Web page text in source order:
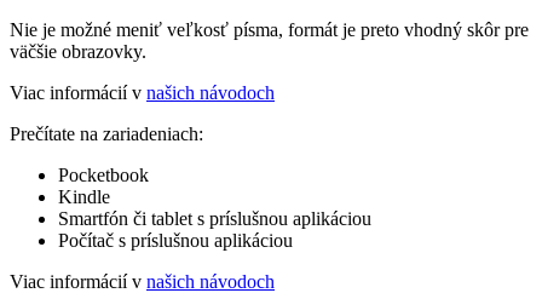
Nie je možné meniť veľkosť písma, formát je preto vhodný skôr pre
väčšie obrazovky.
Viac informácií v našich návodoch
Prečítate na zariadeniach:
Pocketbook
Kindle
Smartfón či tablet s príslušnou aplikáciou
Počítač s príslušnou aplikáciou
Viac informácií v našich návodoch